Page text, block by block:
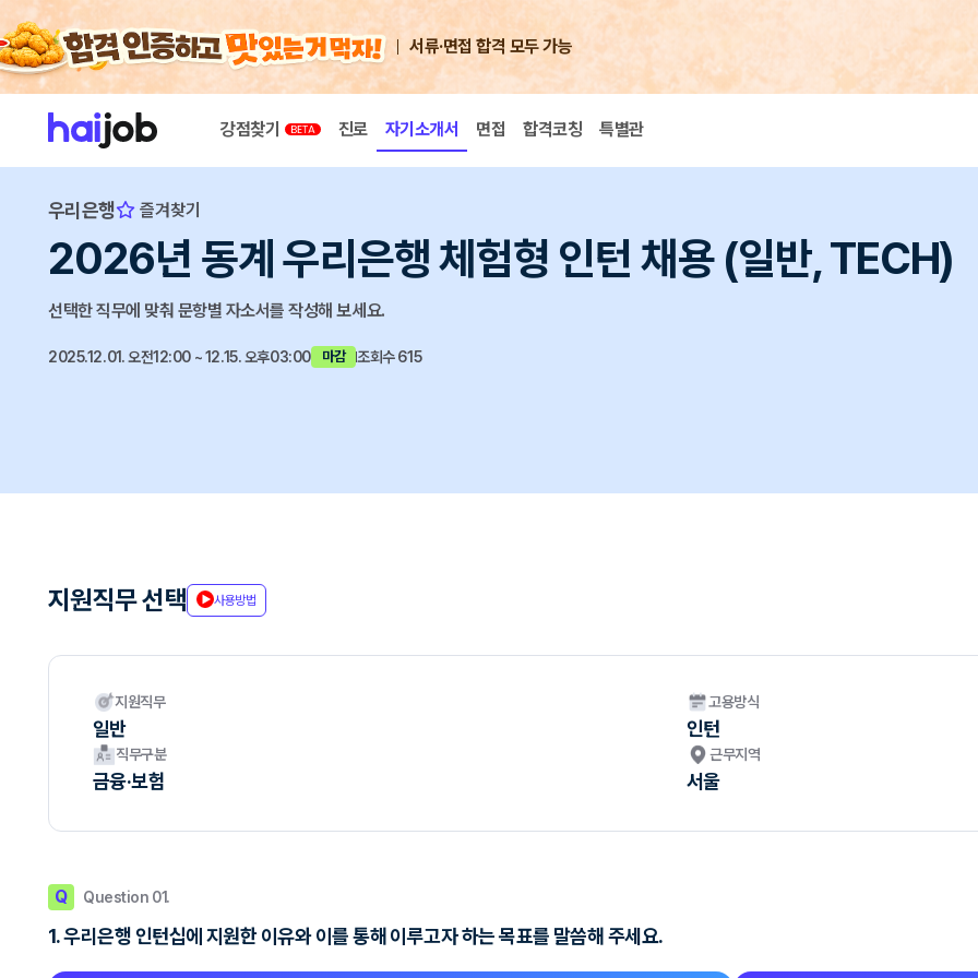
서류·면접 합격 모두 가능
강점찾기 진로 자기소개서 면접 합격코칭 특별관
우리은행 즐겨찾기
2026년 동계 우리은행 체험형 인턴 채용 (일반, TECH)
선택한 직무에 맞춰 문항별 자소서를 작성해 보세요.
2025.12.01. 오전12:00 ~ 12.15. 오후03:00 마감 조회수 615
지원직무 선택 사용방법
지원직무
일반
고용방식
인턴
직무구분
금융·보험
근무지역
서울
Q Question 01.
1. 우리은행 인턴십에 지원한 이유와 이를 통해 이루고자 하는 목표를 말씀해 주세요.